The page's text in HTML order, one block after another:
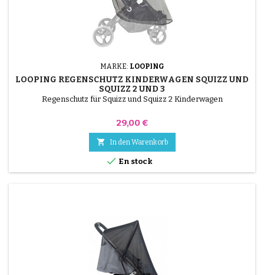
MARKE: LOOPING
LOOPING REGENSCHUTZ KINDERWAGEN SQUIZZ UND
SQUIZZ 2 UND 3
Regenschutz für Squizz und Squizz 2 Kinderwagen
Preis
29,00 €
 In den Warenkorb
 En stock